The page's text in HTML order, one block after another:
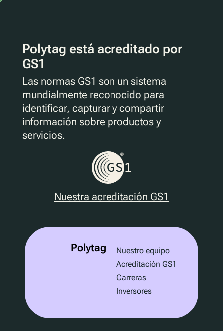
Polytag está acreditado por
GS1
Las normas GS1 son un sistema
mundialmente reconocido para
identificar, capturar y compartir
información sobre productos y
servicios.
Nuestra acreditación GS1
Polytag
Nuestro equipo
Acreditación GS1
Carreras
Inversores